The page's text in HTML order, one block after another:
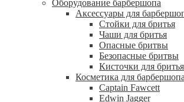
Оборудование барбершопа
Аксессуары для
Стойки для бритья
Чаши для бритья
Опасные бритвы
Безопасные бритвы
Кисточки для бритья
Косметика для барбершопа
Captain Fawcett
Edwin Jagger